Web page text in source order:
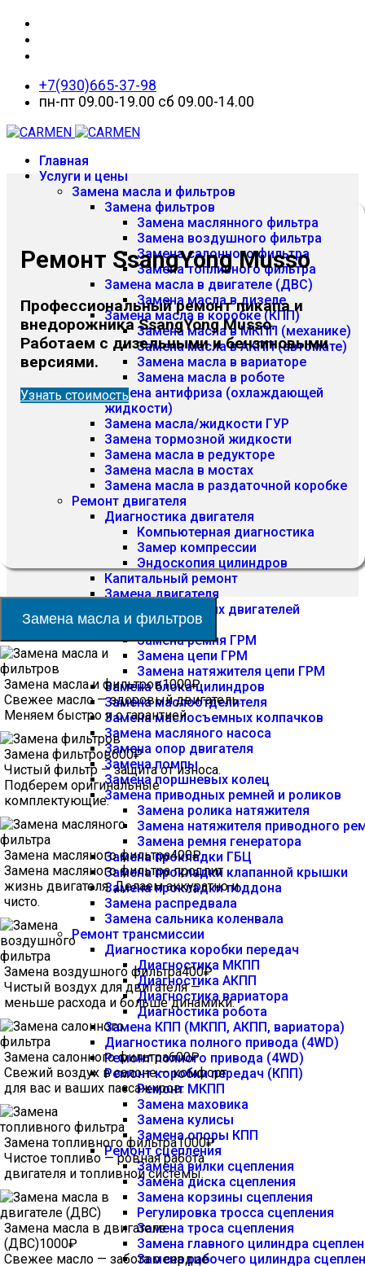
+7(930)665-37-98
пн-пт 09.00-19.00 сб 09.00-14.00
Главная
Услуги и цены
Замена масла и фильтров
Замена фильтров
Замена маслянного фильтра
Замена воздушного фильтра
Замена салонного фильтра
Замена топливного фильтра
Замена масла в двигателе (ДВС)
Замена масла в дизеле
Замена масла в коробке (КПП)
Замена масла в МКПП (механике)
Замена масла в АКПП (автомате)
Замена масла в вариаторе
Замена масла в роботе
Замена антифриза (охлаждающей
жидкости)
Замена масла/жидкости ГУР
Замена тормозной жидкости
Замена масла в редукторе
Замена масла в мостах
Замена масла в раздаточной коробке
Ремонт двигателя
Диагностика двигателя
Компьютерная диагностика
Замер компрессии
Эндоскопия цилиндров
Капитальный ремонт
Замена двигателя
Ремонт дизельных двигателей
Замена ГРМ
Замена ремня ГРМ
Замена цепи ГРМ
Замена натяжителя цепи ГРМ
Замена блока цилиндров
Замена маслоотделителя
Замена маслосъемных колпачков
Замена масляного насоса
Замена опор двигателя
Замена помпы
Замена поршневых колец
Замена приводных ремней и роликов
Замена ролика натяжителя
Замена натяжителя приводного
Замена ремня генератора
Замена прокладки ГБЦ
Замена прокладки клапанной крышки
Замена прокладки поддона
Замена распредвала
Замена сальника коленвала
Ремонт трансмиссии
Диагностика коробки передач
Диагностика МКПП
Диагностика АКПП
Диагностика вариатора
Диагностика робота
Замена КПП (МКПП, АКПП, вариатора)
Диагностика полного привода (4WD)
Ремонт полного привода (4WD)
Ремонт коробки передач (КПП)
Ремонт МКПП
Замена маховика
Замена кулисы
Замена опоры КПП
Ремонт сцепления
Замена вилки сцепления
Замена диска сцепления
Замена корзины сцепления
Регулировка тросса сцепления
Замена троса сцепления
Замена главного цилиндра
Замена рабочего цилиндра
Ремонт SsangYong Musso
Профессиональный ремонт пикапа и
внедорожника SsangYong Musso.
Работаем с дизельными и бензиновыми
версиями.
Узнать стоимость
Замена масла и фильтров
Замена масла и фильтров1000₽
Свежее масло — здоровый двигатель.
Меняем быстро и с гарантией.
Замена фильтров600₽
Чистый фильтр — защита от износа.
Подберем оригинальные
комплектующие.
Замена масляного фильтра400₽
Замена масляного фильтра продлит
жизнь двигателя. Делаем аккуратно и
чисто.
Замена воздушного фильтра400₽
Чистый воздух для двигателя —
меньше расхода и больше динамики.
Замена салонного фильтра600₽
Свежий воздух в салоне — комфорт
для вас и ваших пассажиров.
Замена топливного фильтра1000₽
Чистое топливо — ровная работа
двигателя и топливной системы.
Замена масла в двигателе
(ДВС)1000₽
Свежее масло — забота о сердце